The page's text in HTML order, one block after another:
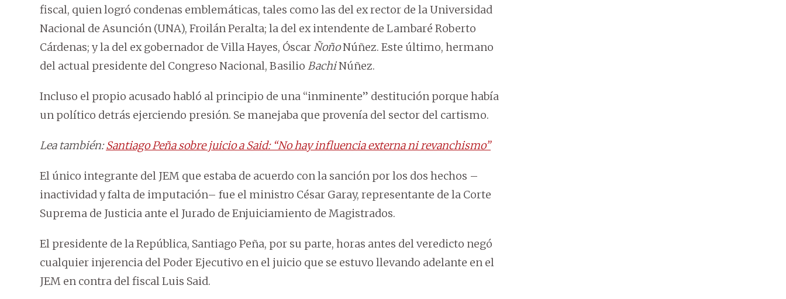
fiscal, quien logró condenas emblemáticas, tales como las del ex rector de la Universidad
Nacional de Asunción (UNA), Froilán Peralta; la del ex intendente de Lambaré Roberto
Cárdenas; y la del ex gobernador de Villa Hayes, ÓscarÑoñoNúñez. Este último, hermano
del actual presidente del Congreso Nacional, Basilio BachiNúñez.
Incluso el propio acusado habló al principio de una “inminente” destitución porque había
un político detrás ejerciendo presión. Se manejaba que provenía del sector del cartismo.
Lea también:Santiago Peña sobre juicio a Said: “No hay influencia externa ni revanchismo”
El único integrante del JEM que estaba de acuerdo con la sanción por los dos hechos –
inactividad y falta de imputación– fue el ministro César Garay, representante de la Corte
Suprema de Justicia ante el Jurado de Enjuiciamiento de Magistrados.
El presidente de la República, Santiago Peña, por su parte, horas antes del veredicto negó
cualquier injerencia del Poder Ejecutivo en el juicio que se estuvo llevando adelante en el
JEM en contra del fiscal Luis Said.